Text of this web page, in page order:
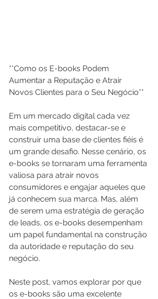
**Como os E-books Podem
Aumentar a Reputação e Atrair
Novos Clientes para o Seu Negócio**
Em um mercado digital cada vez
mais competitivo, destacar-se e
construir uma base de clientes fiéis é
um grande desafio. Nesse cenário, os
e-books se tornaram uma ferramenta
valiosa para atrair novos
consumidores e engajar aqueles que
já conhecem sua marca. Mas, além
de serem uma estratégia de geração
de leads, os e-books desempenham
um papel fundamental na construção
da autoridade e reputação do seu
negócio.
Neste post, vamos explorar por que
os e-books são uma excelente